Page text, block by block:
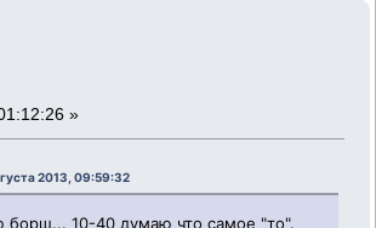
»
2013, 09:59:32
борщ... 10-40 думаю что самое "то".